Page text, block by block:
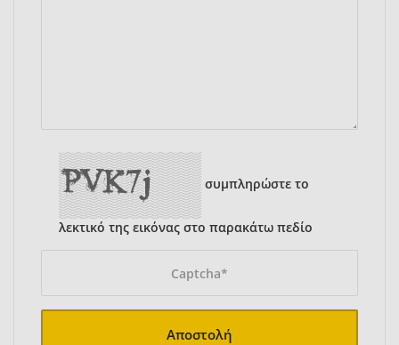
συμπληρώστε το
λεκτικό της εικόνας στο παρακάτω πεδίο
Αποστολή